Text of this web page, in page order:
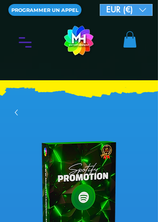
PROGRAMMER UN APPEL EUR (€)